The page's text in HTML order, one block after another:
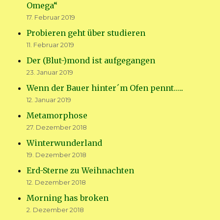
Omega“
17. Februar 2019
Probieren geht über studieren
11. Februar 2019
Der (Blut-)mond ist aufgegangen
23. Januar 2019
Wenn der Bauer hinter´m Ofen pennt…..
12. Januar 2019
Metamorphose
27. Dezember 2018
Winterwunderland
19. Dezember 2018
Erd-Sterne zu Weihnachten
12. Dezember 2018
Morning has broken
2. Dezember 2018